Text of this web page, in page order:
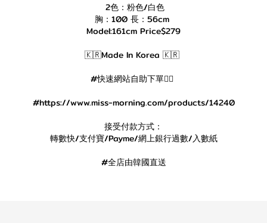
2色：粉色/白色
胸：100 長：56cm
Model:161cm Price$279
🇰🇷Made In Korea 🇰🇷
#快速網站自助下單👇🏻
#https://www.miss-morning.com/products/14240
接受付款方式：
轉數快/支付寶/Payme/網上銀行過數/入數紙
#全店由韓國直送